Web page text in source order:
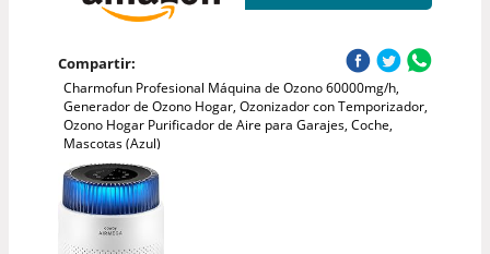
Compartir:
Charmofun Profesional Máquina de Ozono 60000mg/h,
Generador de Ozono Hogar, Ozonizador con Temporizador,
Ozono Hogar Purificador de Aire para Garajes, Coche,
Mascotas (Azul)